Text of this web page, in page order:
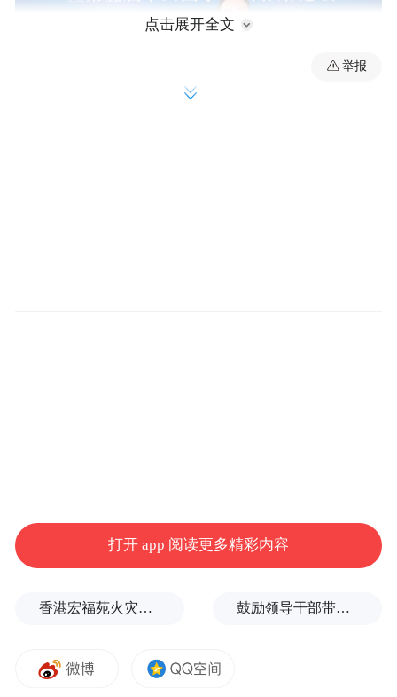
史，历史就是中国人的宗教。现代人类学、
信仰，一是天地信仰，二是祖先信仰。天地
界及祖先的崇拜，由此产生了各种的崇拜和
点击展开全文
举报
打开 app 阅读更多精彩内容
香港宏福苑火灾跨部门调查最终报告：大火或由烟头引起 鼓励领导干部带头休假之后又撤回文件，到底什么意思嘛？